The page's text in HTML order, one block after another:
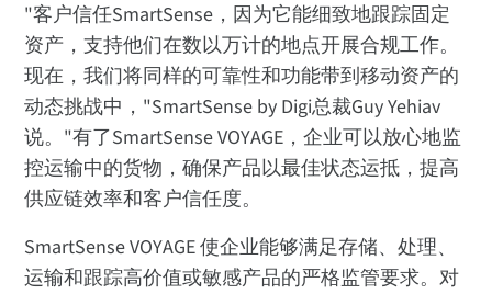
"客户信任SmartSense，因为它能细致地跟踪固定
资产，支持他们在数以万计的地点开展合规工作。
现在，我们将同样的可靠性和功能带到移动资产的
动态挑战中，"SmartSense by Digi总裁Guy Yehiav
说。"有了SmartSense VOYAGE，企业可以放心地监
控运输中的货物，确保产品以最佳状态运抵，提高
供应链效率和客户信任度。
SmartSense VOYAGE 使企业能够满足存储、处理、
运输和跟踪高价值或敏感产品的严格监管要求。对